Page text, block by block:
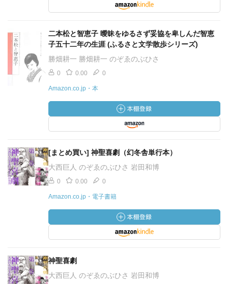
二本松と智恵子 曖昧をゆるさず妥協を卑しんだ智恵
子五十二年の生涯 (ふるさと文学散歩シリーズ)
勝畑耕一 勝畑耕一 のぞゑのぶひさ
0 0.00 0
Amazon.co.jp・本
[まとめ買い] 神聖喜劇（幻冬舎単行本）
大西巨人 のぞゑのぶひさ 岩田和博
0 0.00 0
Amazon.co.jp・電子書籍
神聖喜劇
大西巨人 のぞゑのぶひさ 岩田和博